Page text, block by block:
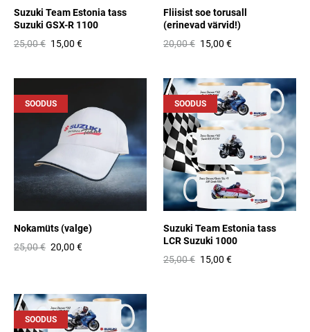
Suzuki Team Estonia tass
Suzuki GSX-R 1100
25,00 € 15,00 €
Fliisist soe torusall
(erinevad värvid!)
20,00 € 15,00 €
SOODUS
Nokamüts (valge)
25,00 € 20,00 €
SOODUS
Suzuki Team Estonia tass
LCR Suzuki 1000
25,00 € 15,00 €
SOODUS